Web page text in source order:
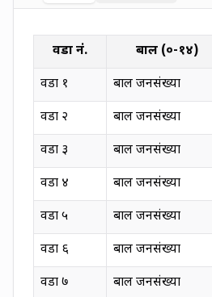
वडा नं. बाल (०-१४)
वडा १ बाल जनसंख्या
वडा २ बाल जनसंख्या
वडा ३ बाल जनसंख्या
वडा ४ बाल जनसंख्या
वडा५ बाल जनसंख्या
वडा ६ बाल जनसंख्या
वडा७ बाल जनसंख्या